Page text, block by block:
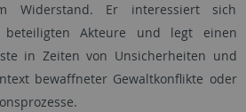
Widerstand. Er interessiert sich
Akteure und legt einen
in Zeiten von Unsicherheiten und
bewaffneter Gewaltkonflikte oder